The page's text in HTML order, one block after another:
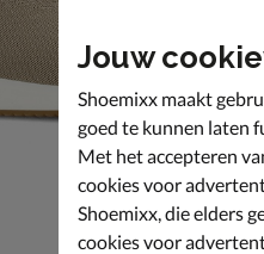
Jouw
Shoemixx maakt
goed te kunnen laten
Met het accepteren
cookies voor
Shoemixx, die elders
cookies voor